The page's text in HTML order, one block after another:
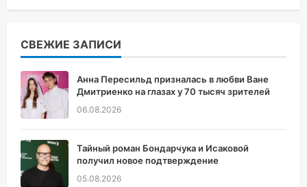
СВЕЖИЕ ЗАПИСИ
Анна Пересильд призналась в любви Ване
Дмитриенко на глазах у 70 тысяч зрителей
06.08.2026
Тайный роман Бондарчука и Исаковой
получил новое подтверждение
05.08.2026